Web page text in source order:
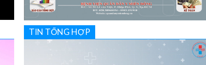
TIN TỔNG HỢP